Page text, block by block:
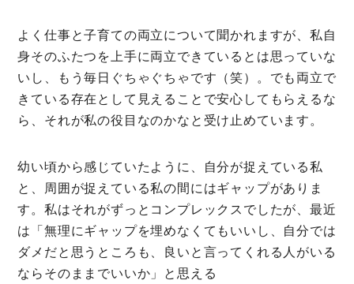
よく仕事と子育ての両立について聞かれますが、私自
身そのふたつを上手に両立できているとは思っていな
いし、もう毎日ぐちゃぐちゃです（笑）。でも両立で
きている存在として見えることで安心してもらえるな
ら、それが私の役目なのかなと受け止めています。
幼い頃から感じていたように、自分が捉えている私
と、周囲が捉えている私の間にはギャップがありま
す。私はそれがずっとコンプレックスでしたが、最近
は「無理にギャップを埋めなくてもいいし、自分では
ダメだと思うところも、良いと言ってくれる人がいる
ならそのままでいいか」と思える